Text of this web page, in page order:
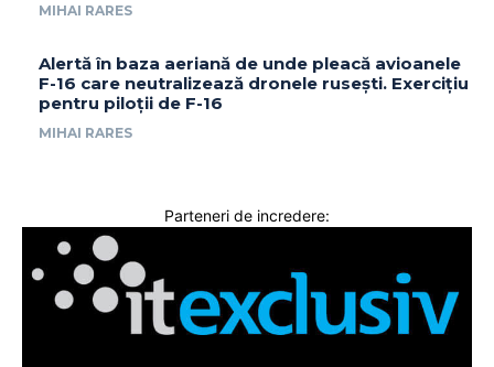
MIHAI RARES
Alertă în baza aeriană de unde pleacă avioanele
F-16 care neutralizează dronele rusești. Exercițiu
pentru piloții de F-16
MIHAI RARES
Parteneri de incredere: